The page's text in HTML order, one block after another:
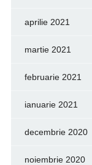
aprilie 2021
martie 2021
februarie 2021
ianuarie 2021
decembrie 2020
noiembrie 2020